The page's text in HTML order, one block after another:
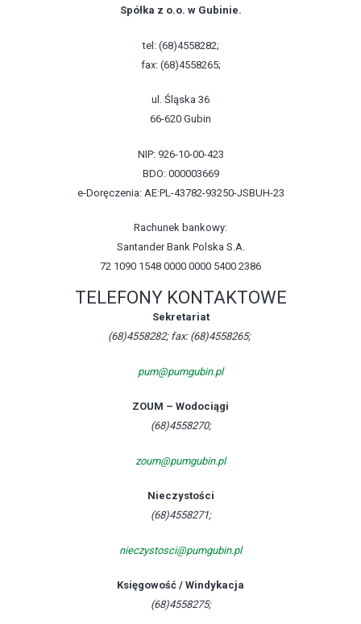
Spółka z o.o. w Gubinie.
tel: (68)4558282;
fax: (68)4558265;
ul. Śląska 36
66-620 Gubin
NIP: 926-10-00-423
BDO: 000003669
e-Doręczenia: AE:PL-43782-93250-JSBUH-23
Rachunek bankowy:
Santander Bank Polska S.A.
72 1090 1548 0000 0000 5400 2386
TELEFONY KONTAKTOWE
Sekretariat
(68)4558282; fax: (68)4558265;
pum@pumgubin.pl
ZOUM – Wodociągi
(68)4558270;
zoum@pumgubin.pl
Nieczystości
(68)4558271;
nieczystosci@pumgubin.pl
Księgowość / Windykacja
(68)4558275;